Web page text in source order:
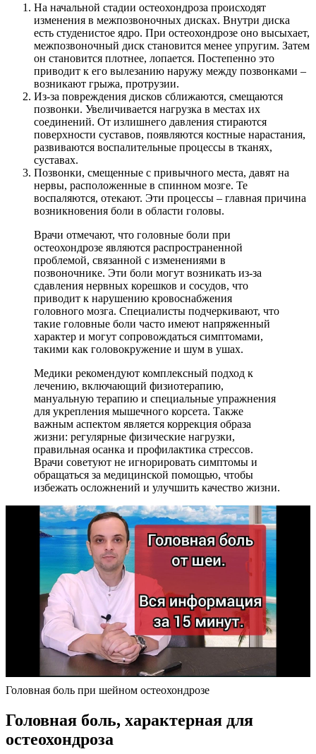
На начальной стадии остеохондроза происходят
изменения в межпозвоночных дисках. Внутри диска
есть студенистое ядро. При остеохондрозе оно высыхает,
межпозвоночный диск становится менее упругим. Затем
он становится плотнее, лопается. Постепенно это
приводит к его вылезанию наружу между позвонками –
возникают грыжа, протрузии.
Из-за повреждения дисков сближаются, смещаются
позвонки. Увеличивается нагрузка в местах их
соединений. От излишнего давления стираются
поверхности суставов, появляются костные нарастания,
развиваются воспалительные процессы в тканях,
суставах.
Позвонки, смещенные с привычного места, давят на
нервы, расположенные в спинном мозге. Те
воспаляются, отекают. Эти процессы – главная причина
возникновения боли в области головы.
Врачи отмечают, что головные боли при
остеохондрозе являются распространенной
проблемой, связанной с изменениями в
позвоночнике. Эти боли могут возникать из-за
сдавления нервных корешков и сосудов, что
приводит к нарушению кровоснабжения
головного мозга. Специалисты подчеркивают, что
такие головные боли часто имеют напряженный
характер и могут сопровождаться симптомами,
такими как головокружение и шум в ушах.
Медики рекомендуют комплексный подход к
лечению, включающий физиотерапию,
мануальную терапию и специальные упражнения
для укрепления мышечного корсета. Также
важным аспектом является коррекция образа
жизни: регулярные физические нагрузки,
правильная осанка и профилактика стрессов.
Врачи советуют не игнорировать симптомы и
обращаться за медицинской помощью, чтобы
избежать осложнений и улучшить качество жизни.
Головная боль при шейном остеохондрозе
Головная боль, характерная для
остеохондроза